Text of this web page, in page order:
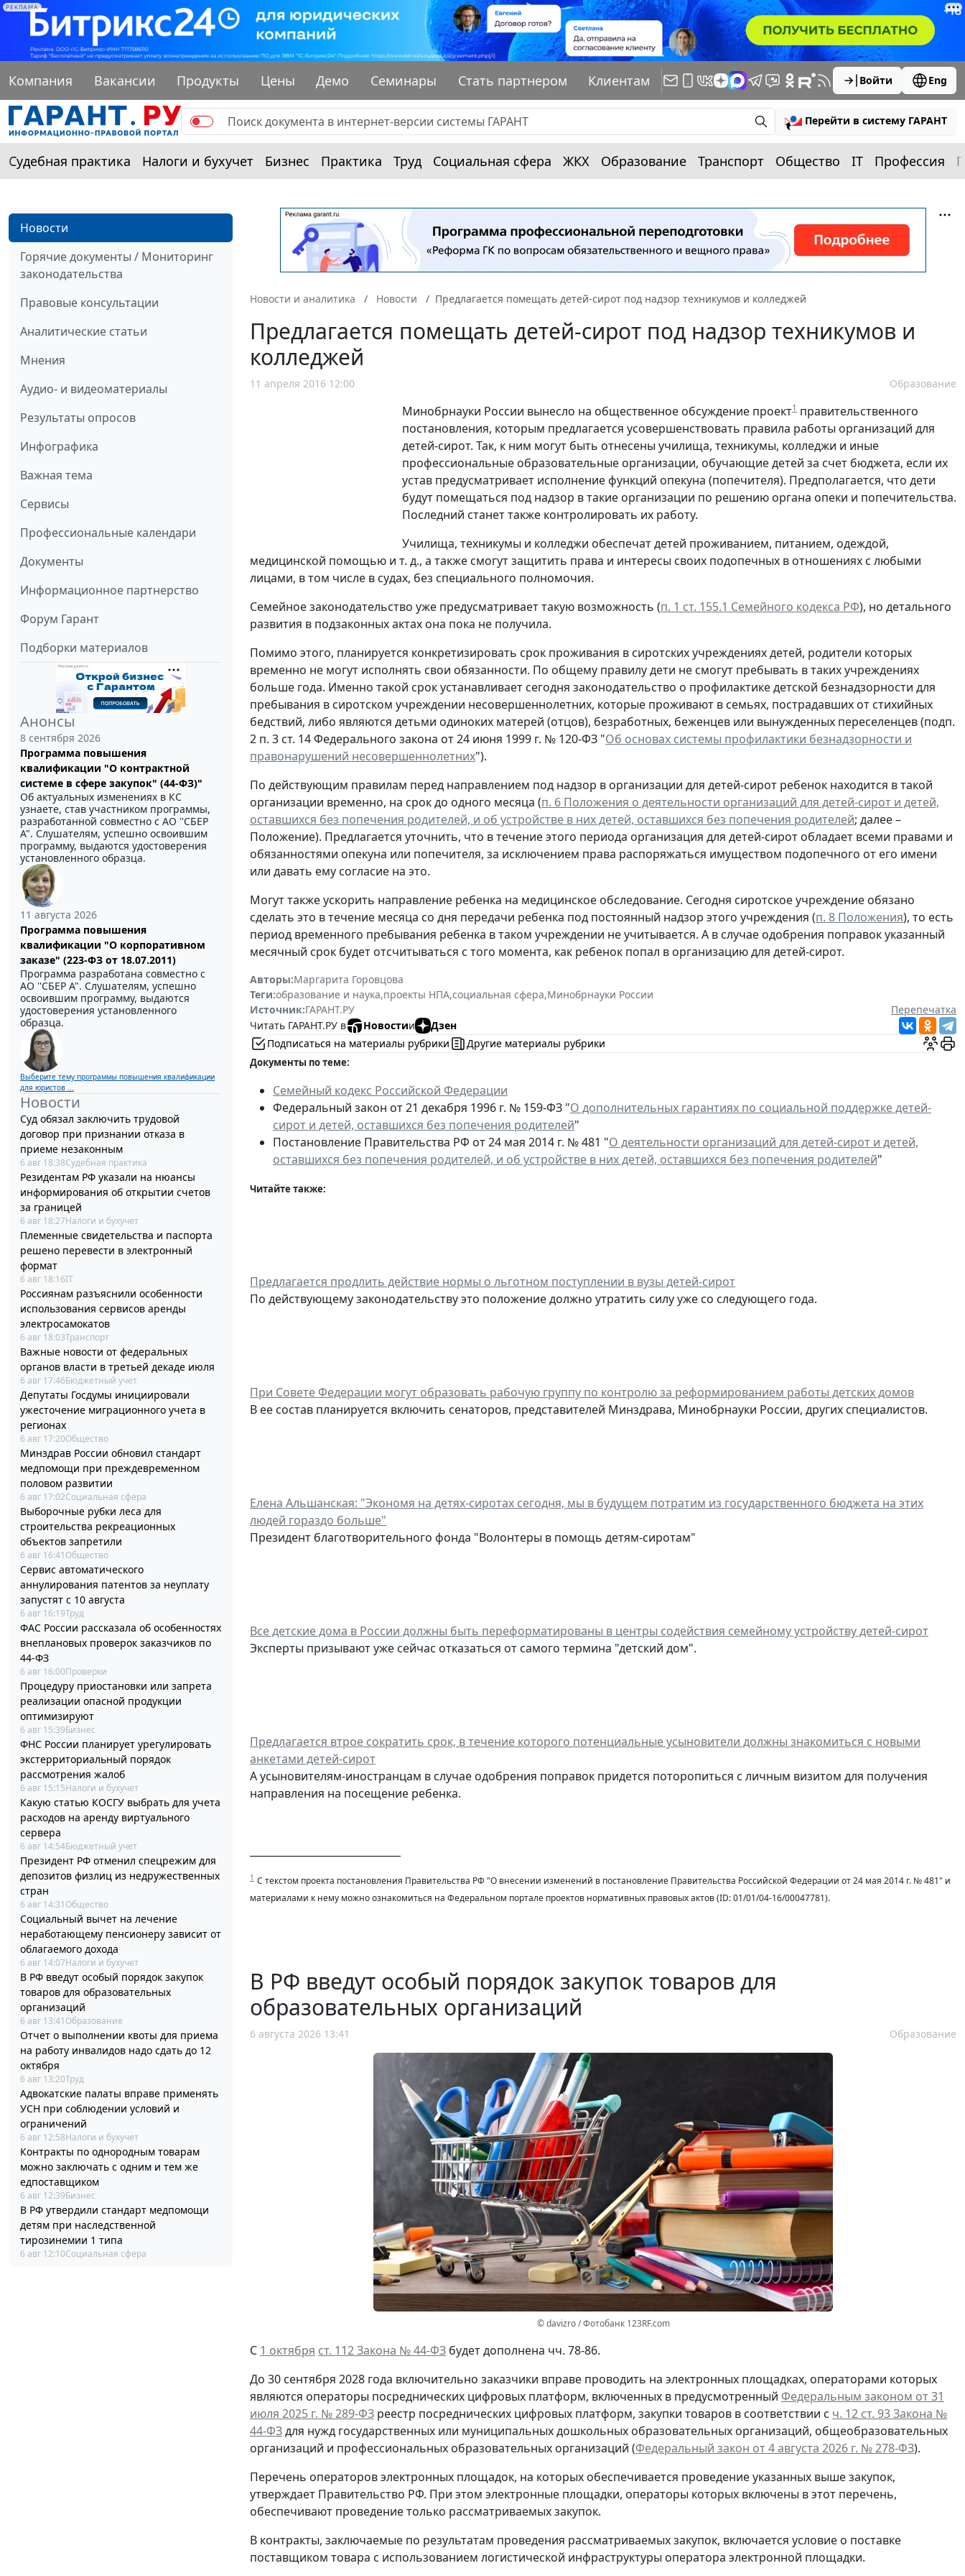
РЕКЛАМА
Компания Вакансии Продукты Цены Демо Семинары Стать партнером Клиентам Войти Eng
Перейти в систему ГАРАНТ
Судебная практика Налоги и бухучет Бизнес Практика Труд Социальная сфера ЖКХ Образование Транспорт Общество IT Профессия
Новости
Горячие документы / Мониторинг
законодательства
Правовые консультации
Аналитические статьи
Мнения
Аудио- и видеоматериалы
Результаты опросов
Инфографика
Важная тема
Сервисы
Профессиональные календари
Документы
Информационное партнерство
Форум Гарант
Подборки материалов
Анонсы
8 сентября 2026
Программа повышения
квалификации "О контрактной
системе в сфере закупок" (44-ФЗ)"
Об актуальных изменениях в КС
узнаете, став участником программы,
разработанной совместно с АО ''СБЕР
А". Слушателям, успешно освоившим
программу, выдаются удостоверения
установленного образца.
11 августа 2026
Программа повышения
квалификации "О корпоративном
заказе" (223-ФЗ от 18.07.2011)
Программа разработана совместно с
АО ''СБЕР А". Слушателям, успешно
освоившим программу, выдаются
удостоверения установленного
образца.
Выберите тему программы повышения квалификации
для юристов ...
Новости
Суд обязал заключить трудовой
договор при признании отказа в
приеме незаконным
6 авг 18:38Судебная практика
Резидентам РФ указали на нюансы
информирования об открытии счетов
за границей
6 авг 18:27Налоги и бухучет
Племенные свидетельства и паспорта
решено перевести в электронный
формат
6 авг 18:16IT
Россиянам разъяснили особенности
использования сервисов аренды
электросамокатов
6 авг 18:03Транспорт
Важные новости от федеральных
органов власти в третьей декаде июля
6 авг 17:46Бюджетный учет
Депутаты Госдумы инициировали
ужесточение миграционного учета в
регионах
6 авг 17:20Общество
Минздрав России обновил стандарт
медпомощи при преждевременном
половом развитии
6 авг 17:02Социальная сфера
Выборочные рубки леса для
строительства рекреационных
объектов запретили
6 авг 16:41 Общество
Сервис автоматического
аннулирования патентов за неуплату
запустят с 10 августа
6 авг 16:19Труд
ФАС России рассказала об особенностях
внеплановых проверок заказчиков по
44-ФЗ
6 авг 16:00Проверки
Процедуру приостановки или запрета
реализации опасной продукции
оптимизируют
6 авг 15:39Бизнес
ФНС России планирует урегулировать
экстерриториальный порядок
рассмотрения жалоб
6 авг 15:15Налоги и бухучет
Какую статью КОСГУ выбрать для учета
расходов на аренду виртуального
сервера
6 авг 14:54Бюджетный учет
Президент РФ отменил спецрежим для
депозитов физлиц из недружественных
стран
6 авг 14:31 Общество
Социальный вычет на лечение
неработающему пенсионеру зависит от
облагаемого дохода
6 авг 14:07Налоги и бухучет
В РФ введут особый порядок закупок
товаров для образовательных
организаций
6 авг 13:41 Образование
Отчет о выполнении квоты для приема
на работу инвалидов надо сдать до 12
октября
6 авг 13:20Труд
Адвокатские палаты вправе применять
УСН при соблюдении условий и
ограничений
6 авг 12:58Налоги и бухучет
Контракты по однородным товарам
можно заключать с одним и тем же
едпоставщиком
6 авг 12:39Бизнес
В РФ утвердили стандарт медпомощи
детям при наследственной
тирозинемии 1 типа
6 авг 12:10Социальная сфера
Новости и аналитика Новости Предлагается помещать детей-сирот под надзор техникумов и колледжей
Предлагается помещать детей-сирот под надзор техникумов и
колледжей
11 апреля 2016 12:00 Образование
Минобрнауки России вынесло на общественное обсуждение проект1 правительственного
постановления, которым предлагается усовершенствовать правила работы организаций для
детей-сирот. Так, к ним могут быть отнесены училища, техникумы, колледжи и иные
профессиональные образовательные организации, обучающие детей за счет бюджета, если их
устав предусматривает исполнение функций опекуна (попечителя). Предполагается, что дети
будут помещаться под надзор в такие организации по решению органа опеки и попечительства.
Последний станет также контролировать их работу.
Училища, техникумы и колледжи обеспечат детей проживанием, питанием, одеждой,
медицинской помощью и т. д., а также смогут защитить права и интересы своих подопечных в отношениях с любыми
лицами, в том числе в судах, без специального полномочия.
Семейное законодательство уже предусматривает такую возможность (п. 1 ст. 155.1 Семейного кодекса РФ), но детального
развития в подзаконных актах она пока не получила.
Помимо этого, планируется конкретизировать срок проживания в сиротских учреждениях детей, родители которых
временно не могут исполнять свои обязанности. По общему правилу дети не смогут пребывать в таких учреждениях
больше года. Именно такой срок устанавливает сегодня законодательство о профилактике детской безнадзорности для
пребывания в сиротском учреждении несовершеннолетних, которые проживают в семьях, пострадавших от стихийных
бедствий, либо являются детьми одиноких матерей (отцов), безработных, беженцев или вынужденных переселенцев (подп.
2 п. 3 ст. 14 Федерального закона от 24 июня 1999 г. № 120-ФЗ "Об основах системы профилактики безнадзорности и
правонарушений несовершеннолетних").
По действующим правилам перед направлением под надзор в организации для детей-сирот ребенок находится в такой
организации временно, на срок до одного месяца (п. 6 Положения о деятельности организаций для детей-сирот и детей,
оставшихся без попечения родителей, и об устройстве в них детей, оставшихся без попечения родителей; далее –
Положение). Предлагается уточнить, что в течение этого периода организация для детей-сирот обладает всеми правами и
обязанностями опекуна или попечителя, за исключением права распоряжаться имуществом подопечного от его имени
или давать ему согласие на это.
Могут также ускорить направление ребенка на медицинское обследование. Сегодня сиротское учреждение обязано
сделать это в течение месяца со дня передачи ребенка под постоянный надзор этого учреждения (п. 8 Положения), то есть
период временного пребывания ребенка в таком учреждении не учитывается. А в случае одобрения поправок указанный
месячный срок будет отсчитываться с того момента, как ребенок попал в организацию для детей-сирот.
Авторы:Маргарита Горовцова
Теги:образование и наука,проекты НПА,социальная сфера,Минобрнауки России
Источник:ГАРАНТ.РУ
Перепечатка
Читать ГАРАНТ.РУ в
Новостии
Дзен
Подписаться на материалы рубрики
Другие материалы рубрики
Документы по теме:
Семейный кодекс Российской Федерации
Федеральный закон от 21 декабря 1996 г. № 159-ФЗ "О дополнительных гарантиях по социальной поддержке детей-
сирот и детей, оставшихся без попечения родителей"
Постановление Правительства РФ от 24 мая 2014 г. № 481 "О деятельности организаций для детей-сирот и детей,
оставшихся без попечения родителей, и об устройстве в них детей, оставшихся без попечения родителей"
Читайте также:
Предлагается продлить действие нормы о льготном поступлении в вузы детей-сирот
По действующему законодательству это положение должно утратить силу уже со следующего года.
При Совете Федерации могут образовать рабочую группу по контролю за реформированием работы детских домов
В ее состав планируется включить сенаторов, представителей Минздрава, Минобрнауки России, других специалистов.
Елена Альшанская: "Экономя на детях-сиротах сегодня, мы в будущем потратим из государственного бюджета на этих
людей гораздо больше"
Президент благотворительного фонда "Волонтеры в помощь детям-сиротам"
Все детские дома в России должны быть переформатированы в центры содействия семейному устройству детей-сирот
Эксперты призывают уже сейчас отказаться от самого термина "детский дом".
Предлагается втрое сократить срок, в течение которого потенциальные усыновители должны знакомиться с новыми
анкетами детей-сирот
А усыновителям-иностранцам в случае одобрения поправок придется поторопиться с личным визитом для получения
направления на посещение ребенка.
1 С текстом проекта постановления Правительства РФ "О внесении изменений в постановление Правительства Российской Федерации от 24 мая 2014 г. № 481" и
материалами к нему можно ознакомиться на Федеральном портале проектов нормативных правовых актов (ID: 01/01/04-16/00047781).
В РФ введут особый порядок закупок товаров для
образовательных организаций
6 августа 2026 13:41 Образование
© davizro / Фотобанк 123RF.com
С 1 октября ст. 112 Закона № 44-ФЗ будет дополнена чч. 78-86.
До 30 сентября 2028 года включительно заказчики вправе проводить на электронных площадках, операторами которых
являются операторы посреднических цифровых платформ, включенных в предусмотренный Федеральным законом от 31
июля 2025 г. № 289-ФЗ реестр посреднических цифровых платформ, закупки товаров в соответствии с ч. 12 ст. 93 Закона №
44-ФЗдля нужд государственных или муниципальных дошкольных образовательных организаций, общеобразовательных
организаций и профессиональных образовательных организаций (Федеральный закон от 4 августа 2026 г. № 278-ФЗ).
Перечень операторов электронных площадок, на которых обеспечивается проведение указанных выше закупок,
утверждает Правительство РФ. При этом электронные площадки, операторы которых включены в этот перечень,
обеспечивают проведение только рассматриваемых закупок.
В контракты, заключаемые по результатам проведения рассматриваемых закупок, включается условие о поставке
поставщиком товара с использованием логистической инфраструктуры оператора электронной площадки.